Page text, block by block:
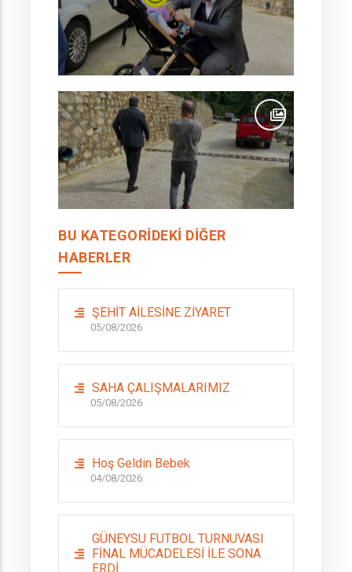
BU KATEGORIDEKI DIĞER
HABERLER
ŞEHİT AİLESİNE ZİYARET
05/08/2026
SAHA ÇALIŞMALARIMIZ
05/08/2026
Hoş Geldin Bebek
04/08/2026
GÜNEYSU FUTBOL TURNUVASI
FİNAL MÜCADELESİ İLE SONA
ERDİ.